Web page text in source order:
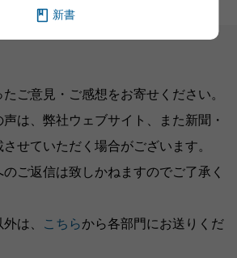
ご意見・ご感想をお寄せください。
は、弊社ウェブサイト、また新聞・
せていただく場合がございます。
ご返信は致しかねますのでご了承く
は、
こちらから各部門にお送りくだ
新書